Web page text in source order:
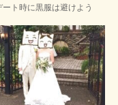
ート時に黒服は避けよう